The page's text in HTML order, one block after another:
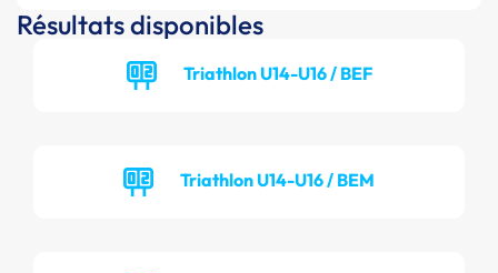
Résultats disponibles
Triathlon U14-U16 / BEF
Triathlon U14-U16 / BEM